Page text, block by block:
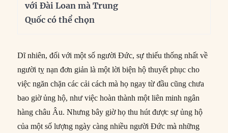
với Đài Loan mà Trung
Quốc có thể chọn
Dĩ nhiên, đối với một số người Đức, sự thiếu thống nhất về
người tỵ nạn đơn giản là một lời biện hộ thuyết phục cho
việc ngăn chặn các cải cách mà họ ngay từ đầu cũng chưa
bao giờ ủng hộ, như việc hoàn thành một liên minh ngân
hàng châu Âu. Nhưng bây giờ họ thu hút được sự ủng hộ
của một số lượng ngày càng nhiều người Đức mà những